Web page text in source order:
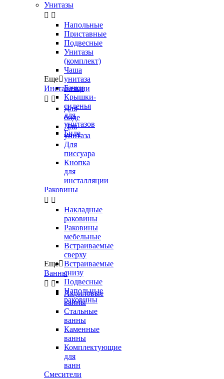
Унитазы
 
Напольные
Приставные
Подвесные
Унитазы
(комплект)
Чаша
унитаза
Бачки
Крышки-
сиденья
для
унитазов
Биде
Еще
Инсталляции
 
Для
биде
Для
унитаза
Для
писсуара
Кнопка
для
инсталляции
Раковины
 
Накладные
раковины
Раковины
мебельные
Встраиваемые
сверху
Встраиваемые
снизу
Подвесные
Напольные
раковины
Еще
Ванны
 
Акриловые
ванны
Стальные
ванны
Каменные
ванны
Комплектующие
для
ванн
Смесители